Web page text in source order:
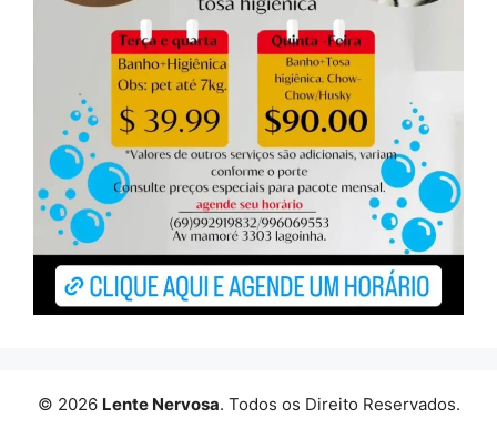
© 2026 Lente Nervosa. Todos os Direito Reservados.